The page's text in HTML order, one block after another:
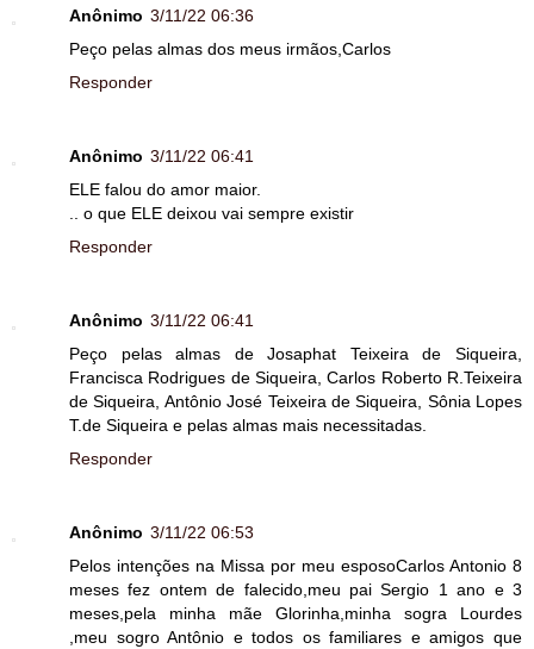
Anônimo 3/11/22 06:36
Peço pelas almas dos meus irmãos,Carlos
Responder
Anônimo 3/11/22 06:41
ELE falou do amor maior.
.. o que ELE deixou vai sempre existir
Responder
Anônimo 3/11/22 06:41
Peço pelas almas de Josaphat Teixeira de Siqueira,
Francisca Rodrigues de Siqueira, Carlos Roberto R.Teixeira
de Siqueira, Antônio José Teixeira de Siqueira, Sônia Lopes
T.de Siqueira e pelas almas mais necessitadas.
Responder
Anônimo 3/11/22 06:53
Pelos intenções na Missa por meu esposoCarlos Antonio 8
meses fez ontem de falecido,meu pai Sergio 1 ano e 3
meses,pela minha mãe Glorinha,minha sogra Lourdes
,meu sogro Antônio e todos os familiares e amigos que